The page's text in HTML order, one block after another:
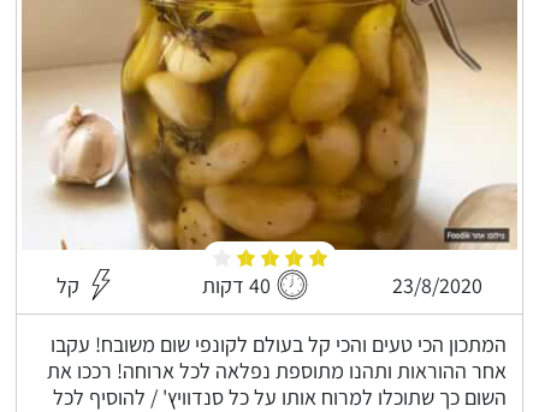
23/8/2020 40 דקות קל
המתכון הכי טעים והכי קל בעולם לקונפי שום משובח! עקבו
אחר ההוראות ותהנו מתוספת נפלאה לכל ארוחה! רככו את
השום כך שתוכלו למרוח אותו על כל סנדוויץ' / להוסיף לכל